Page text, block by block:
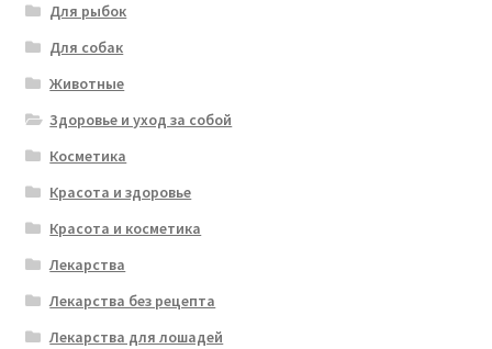
Для рыбок
Для собак
Животные
Здоровье и уход за собой
Косметика
Красота и здоровье
Красота и косметика
Лекарства
Лекарства без рецепта
Лекарства для лошадей